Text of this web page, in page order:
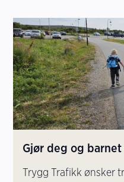
Gjør deg og
Trygg Trafikk ønsker